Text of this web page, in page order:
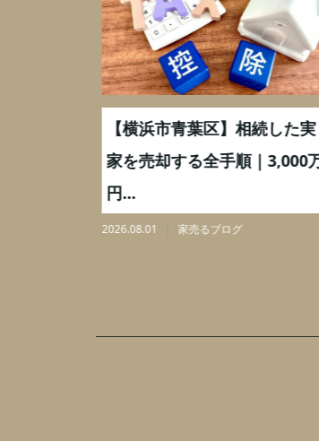
【横浜市青葉区】相続した実
家を売却する全手順｜3,000万
円...
2026.08.01 家売るブログ